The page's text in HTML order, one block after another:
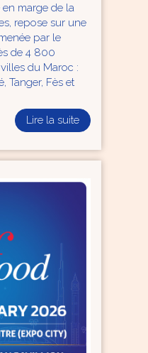
en marge de la
repose sur une
par le
de 4 800
du Maroc :
Tanger, Fès et
Lire la suite